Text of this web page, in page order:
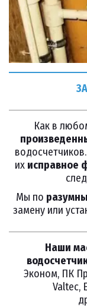
Как в
их исправное
Мы по
замену или
Наши
Эконом, ПК
Valtec,